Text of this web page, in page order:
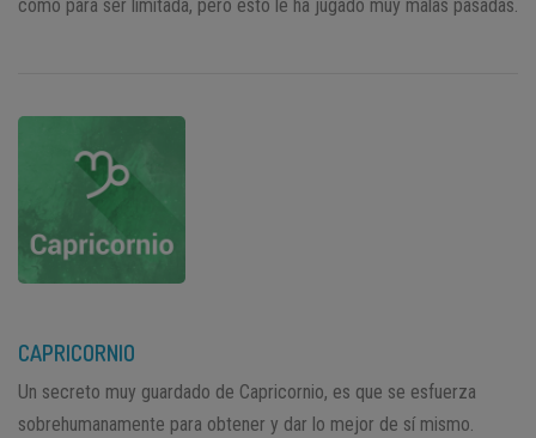
como para ser limitada, pero esto le ha jugado muy malas pasadas.
CAPRICORNIO
Un secreto muy guardado de Capricornio, es que se esfuerza
sobrehumanamente para obtener y dar lo mejor de sí mismo.